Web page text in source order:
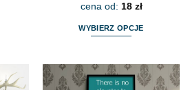
cena od: 18 zł
WYBIERZ OPCJE
ma
wiele